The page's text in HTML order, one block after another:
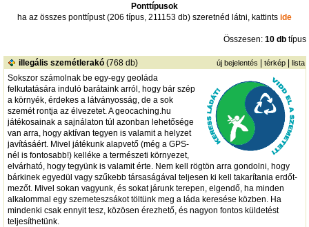
Ponttípusok
ha az összes ponttípust (206 típus, 211153 db) szeretnéd látni, kattints ide
Összesen: 10 dbtípus
illegális szemétlerakó(768 db) új bejelentés | térkép| lista
Sokszor számolnak be egy-egy geoláda
felkutatására induló barátaink arról, hogy bár szép
a környék, érdekes a látványosság, de a sok
szemét rontja az élvezetet. A geocaching.hu
játékosainak a sajnálaton túl azonban lehetősége
van arra, hogy aktívan tegyen is valamit a helyzet
javításáért. Mivel játékunk alapvető (még a GPS-
nél is fontosabb!) kelléke a természeti környezet,
elvárható, hogy tegyünk is valamit érte. Nem kell rögtön arra gondolni, hogy
bárkinek egyedül vagy szűkebb társaságával teljesen ki kell takarítania erdőt-
mezőt. Mivel sokan vagyunk, és sokat járunk terepen, elgendő, ha minden
alkalommal egy szemeteszsákot töltünk meg a láda keresése közben. Ha
mindenki csak ennyit tesz, közösen érezhető, és nagyon fontos küldetést
teljesíthetünk.